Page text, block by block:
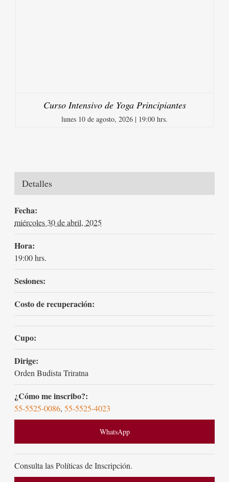
Curso Intensivo de Yoga Principiantes
lunes 10 de agosto, 2026 | 19:00 hrs.
Detalles
Fecha:
miércoles 30 de abril, 2025
Hora:
19:00 hrs.
Sesiones:
Costo de recuperación:
Cupo:
Dirige:
Orden Budista Triratna
¿Cómo me inscribo?:
55-5525-0086,55-5525-4023
WhatsApp
Consulta las Políticas de Inscripción.